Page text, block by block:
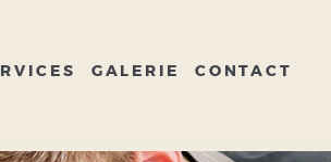
GALERIE CONTACT